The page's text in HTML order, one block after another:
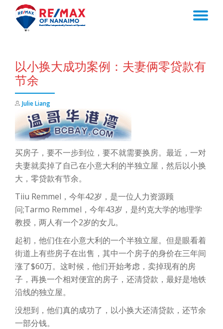
以小换大成功案例：夫妻俩零贷款有
节余
Julie Liang
买房子，要不一步到位，要不就需要换房。最近，一对
夫妻就卖掉了自己在小意大利的半独立屋，然后以小换
大，零贷款有节余。
Tiiu Remmel，今年42岁，是一位人力资源顾
问;Tarmo Remmel，今年43岁，是约克大学的地理学
教授，两人有一个2岁的女儿。
起初，他们住在小意大利的一个半独立屋。但是眼看着
街道上有些房子在出售，其中一个房子的身价在三年间
涨了$60万。这时候，他们开始考虑，卖掉现有的房
子，再换一个相对便宜的房子，还清贷款，最好是地铁
沿线的独立屋。
没想到，他们真的成功了，以小换大还清贷款，还节余
一部分钱。